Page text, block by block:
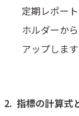
定期レポー
ホルダーか
アップします
指標の計算式